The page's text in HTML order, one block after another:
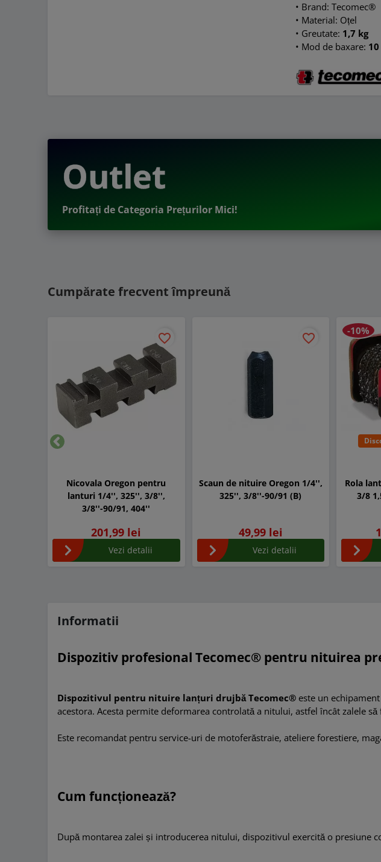
• Brand: Tecomec®
• Material: Oțel
• Greutate: 1,7 kg
• Mod de baxare:
Outlet
Profitați de Categoria Prețurilor Mici!
Cumpărate frecvent împreună
favorite_border
Nicovala Oregon pentru
lanturi 1/4'', 325'', 3/8'',
3/8''-90/91, 404''
201,99 lei
Vezi detalii
favorite_border
Scaun de nituire Oregon 1/4'',
325'', 3/8''-90/91 (B)
49,99 lei
Vezi detalii
-10%
Rola
3/8
Informatii
Dispozitiv profesional Tecomec® pentru nituirea
Dispozitivul pentru nituire lanțuri drujbă Tecomec® este un
acestora. Acesta permite deformarea controlată a nitului, astfel încât zalele
Este recomandat pentru service-uri de motoferăstraie, ateliere forestiere,
Cum funcționează?
După montarea zalei și introducerea nitului, dispozitivul exercită o presiune